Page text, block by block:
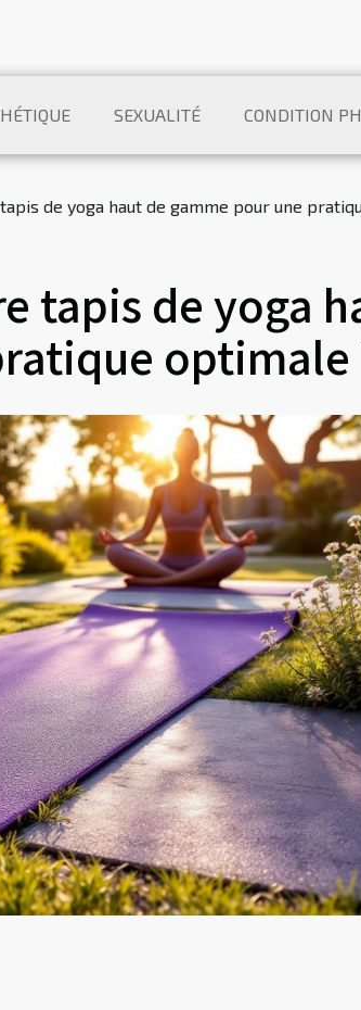
SEXUALITÉ CONDITION
de yoga haut de gamme pour une
tapis de yoga
optimale